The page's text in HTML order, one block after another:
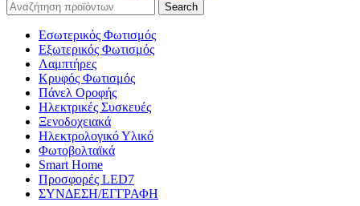
Search
Εσωτερικός Φωτισμός
Εξωτερικός Φωτισμός
Λαμπτήρες
Κρυφός Φωτισμός
Πάνελ Οροφής
Ηλεκτρικές Συσκευές
Ξενοδοχειακά
Ηλεκτρολογικό Υλικό
Φωτοβολταϊκά
Smart Home
Προσφορές LED7
ΣΥΝΔΕΣΗ/ΕΓΓΡΑΦΗ